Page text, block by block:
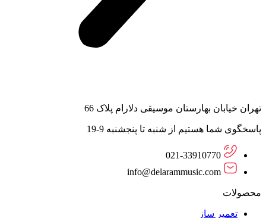
تهران خیابان بهارستان موسیقی دلارام پلاک 66
پاسخگوی شما هستیم از شنبه تا پنجشنبه 9-19
021-33910770
info@delarammusic.com
محصولات
تعمیر ساز